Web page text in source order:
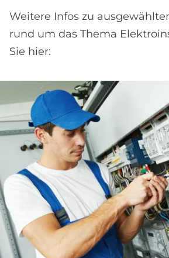
Weitere Infos zu
rund um das Thema
Sie hier: